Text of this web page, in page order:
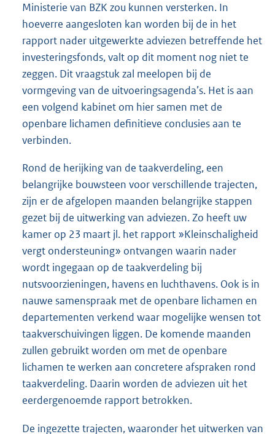
Ministerie van BZK zou kunnen versterken. In
hoeverre aangesloten kan worden bij de in het
rapport nader uitgewerkte adviezen betreffende het
investeringsfonds, valt op dit moment nog niet te
zeggen. Dit vraagstuk zal meelopen bij de
vormgeving van de uitvoeringsagenda’s. Het is aan
een volgend kabinet om hier samen met de
openbare lichamen definitieve conclusies aan te
verbinden.
Rond de herijking van de taakverdeling, een
belangrijke bouwsteen voor verschillende trajecten,
zijn er de afgelopen maanden belangrijke stappen
gezet bij de uitwerking van adviezen. Zo heeft uw
kamer op 23 maart jl. het rapport »Kleinschaligheid
vergt ondersteuning» ontvangen waarin nader
wordt ingegaan op de taakverdeling bij
nutsvoorzieningen, havens en luchthavens. Ook is in
nauwe samenspraak met de openbare lichamen en
departementen verkend waar mogelijke wensen tot
taakverschuivingen liggen. De komende maanden
zullen gebruikt worden om met de openbare
lichamen te werken aan concretere afspraken rond
taakverdeling. Daarin worden de adviezen uit het
eerdergenoemde rapport betrokken.
De ingezette trajecten, waaronder het uitwerken van